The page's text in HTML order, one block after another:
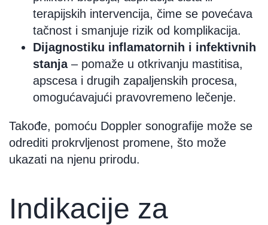
terapijskih intervencija, čime se povećava
tačnost i smanjuje rizik od komplikacija.
Dijagnostiku inflamatornih i infektivnih
stanja– pomaže u otkrivanju mastitisa,
apscesa i drugih zapaljenskih procesa,
omogućavajući pravovremeno lečenje.
Takođe, pomoću Doppler sonografije može se
odrediti prokrvljenost promene, što može
ukazati na njenu prirodu.
Indikacije za